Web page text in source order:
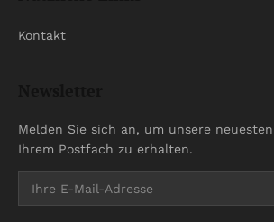
Kontakt
Melden Sie sich an, um unsere
Ihrem Postfach zu erhalten.